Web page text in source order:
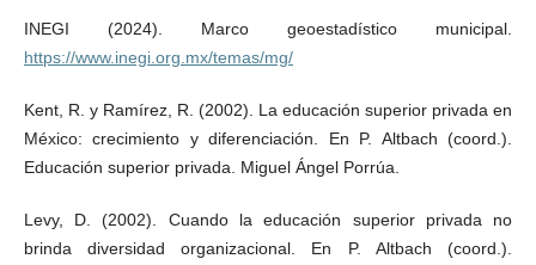
INEGI (2024). Marco geoestadístico municipal.
https://www.inegi.org.mx/temas/mg/
Kent, R. y Ramírez, R. (2002). La educación superior privada en
México: crecimiento y diferenciación. En P. Altbach (coord.).
Educación superior privada. Miguel Ángel Porrúa.
Levy, D. (2002). Cuando la educación superior privada no
brinda diversidad organizacional. En P. Altbach (coord.).